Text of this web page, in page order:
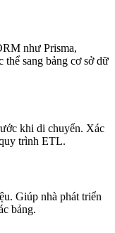
như Prisma,
sang bảng cơ sở dữ
khi di chuyển. Xác
trình ETL.
Giúp nhà phát triển
bảng.